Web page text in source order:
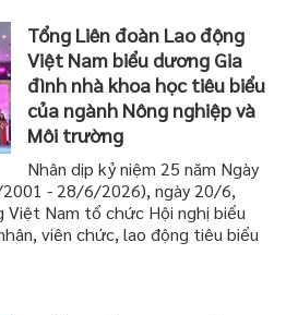
Tổng Liên đoàn Lao động
Việt Nam biểu dương Gia
đình nhà khoa học tiêu biểu
của ngành Nông nghiệp và
Môi trường
Nhân dịp kỷ niệm 25 năm Ngày
- 28/6/2026), ngày 20/6,
Việt Nam tổ chức Hội nghị biểu
viên chức, lao động tiêu biểu